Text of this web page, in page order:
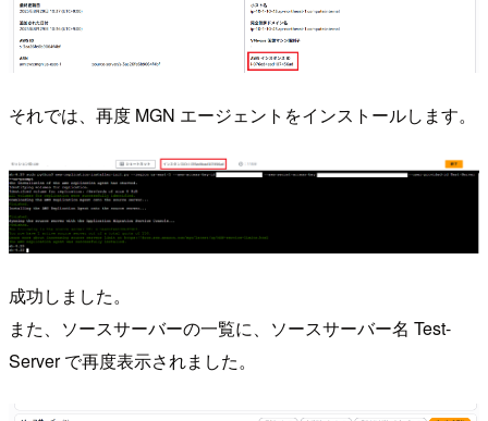
それでは、再度 MGN エージェントをインストールします。
成功しました。
また、ソースサーバーの一覧に、ソースサーバー名 Test-
Server で再度表示されました。